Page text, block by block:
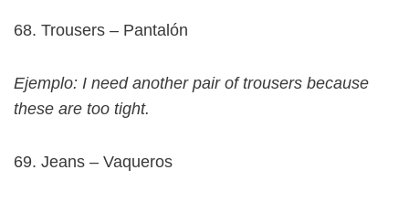
68. Trousers – Pantalón
Ejemplo: I need another pair of trousers because
these are too tight.
69. Jeans – Vaqueros